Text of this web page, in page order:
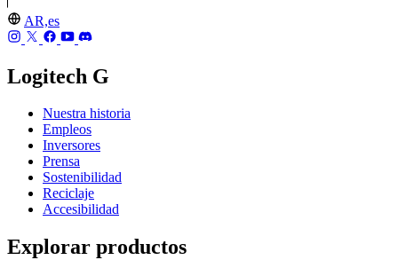
AR,es
Logitech G
Nuestra historia
Empleos
Inversores
Prensa
Sostenibilidad
Reciclaje
Accesibilidad
Explorar productos